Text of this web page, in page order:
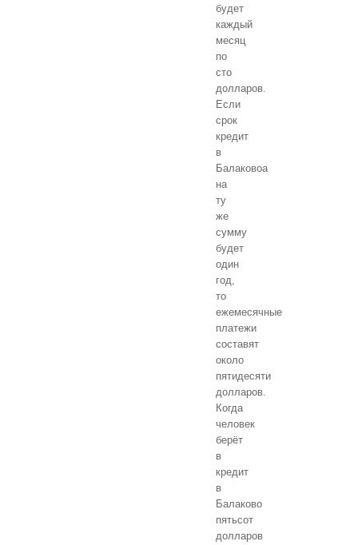
будет
каждый
месяц
по
сто
долларов.
Если
срок
кредит
в
Балаковоа
на
ту
же
сумму
будет
один
год,
то
ежемесячные
платежи
составят
около
пятидесяти
долларов.
Когда
человек
берёт
в
кредит
в
Балаково
пятьсот
долларов